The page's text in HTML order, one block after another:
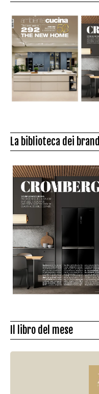
La biblioteca dei brand
Il libro del mese